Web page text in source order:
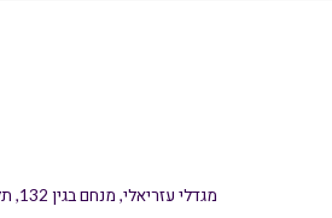
מגדלי עזריאלי, מנחם בגין 132, תל אביב